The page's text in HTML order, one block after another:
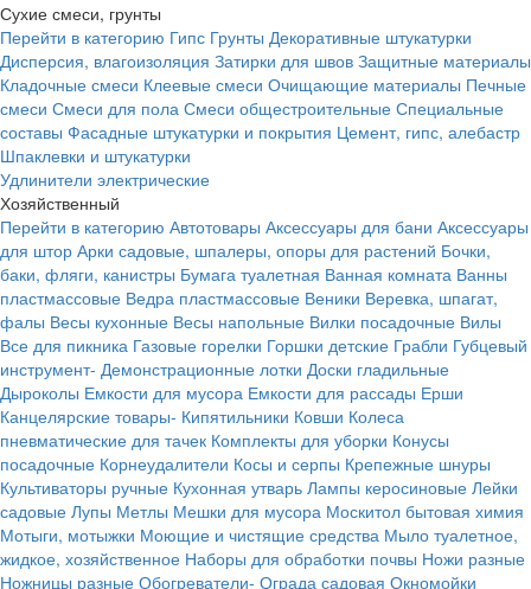
Сухие смеси, грунты
Перейти в категорию Гипс Грунты Декоративные штукатурки
Дисперсия, влагоизоляция Затирки для швов Защитные материалы
Кладочные смеси Клеевые смеси Очищающие материалы Печные
смеси Смеси для пола Смеси общестроительные Специальные
составы Фасадные штукатурки и покрытия Цемент, гипс, алебастр
Шпаклевки и штукатурки
Удлинители электрические
Хозяйственный
Перейти в категорию Автотовары Аксессуары для бани Аксессуары
для штор Арки садовые, шпалеры, опоры для растений Бочки,
баки, фляги, канистры Бумага туалетная Ванная комната Ванны
пластмассовые Ведра пластмассовые Веники Веревка, шпагат,
фалы Весы кухонные Весы напольные Вилки посадочные Вилы
Все для пикника Газовые горелки Горшки детские Грабли Губцевый
инструмент- Демонстрационные лотки Доски гладильные
Дыроколы Емкости для мусора Емкости для рассады Ерши
Канцелярские товары- Кипятильники Ковши Колеса
пневматические для тачек Комплекты для уборки Конусы
посадочные Корнеудалители Косы и серпы Крепежные шнуры
Культиваторы ручные Кухонная утварь Лампы керосиновые Лейки
садовые Лупы Метлы Мешки для мусора Москитол бытовая химия
Мотыги, мотыжки Моющие и чистящие средства Мыло туалетное,
жидкое, хозяйственное Наборы для обработки почвы Ножи разные
Ножницы разные Обогреватели- Ограда садовая Окномойки